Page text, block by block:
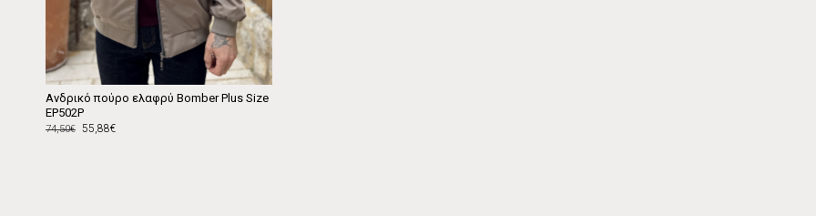
Ανδρικό πούρο ελαφρύ Bomber Plus Size
EP502P
55,88€
74,50€